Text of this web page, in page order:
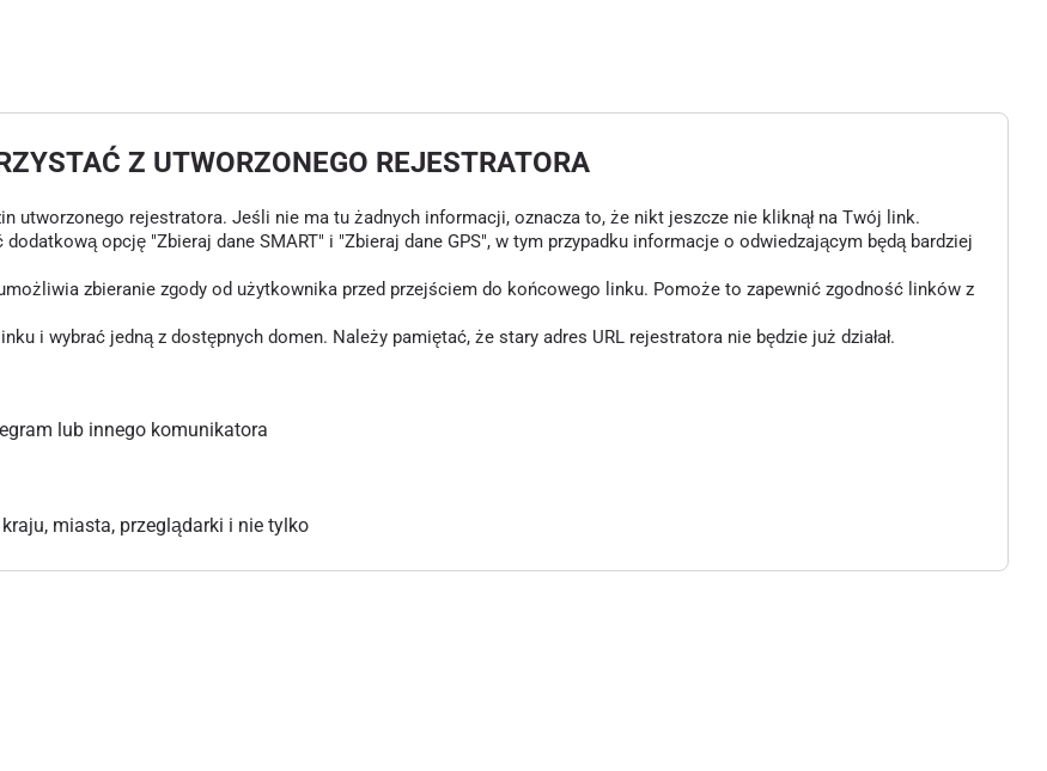
Z UTWORZONEGO REJESTRATORA
utworzonego rejestratora. Jeśli nie ma tu żadnych informacji, oznacza to, że nikt jeszcze nie kliknął na Twój link.
opcję "Zbieraj dane SMART" i "Zbieraj dane GPS", w tym przypadku informacje o odwiedzającym będą bardziej
zbieranie zgody od użytkownika przed przejściem do końcowego linku. Pomoże to zapewnić zgodność linków z
i wybrać jedną z dostępnych domen. Należy pamiętać, że stary adres URL rejestratora nie będzie już działał.
lub innego komunikatora
miasta, przeglądarki i nie tylko